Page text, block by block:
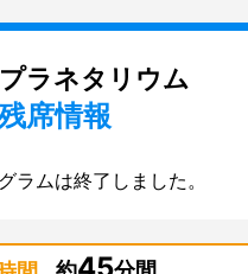
ラネタリウム
席情報
ラムは終了しました。